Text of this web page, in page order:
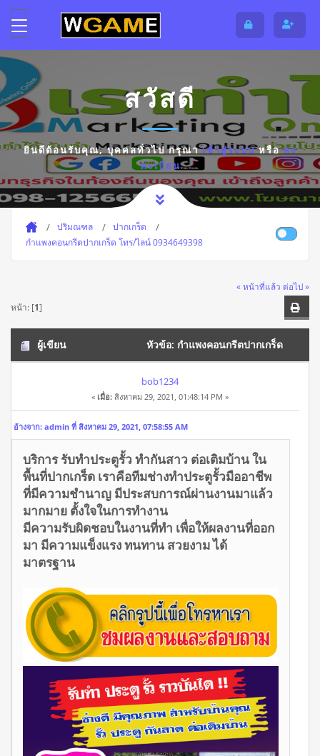
สวัสดี
ยินดีต้อนรับคุณ,บุคคลทั่วไปกรุณาเข้าสู่ระบบหรือลง
ทะเบียน
ปริมณฑล
ปากเกร็ด
กำแพงคอนกรีตปากเกร็ด โทร/ไลน์ 0934649398
« หน้าที่แล้ว ต่อไป »
หน้า: [1]
ผู้เขียน หัวข้อ: กำแพงคอนกรีตปากเกร็ด
โทร/ไลน์ 0934649398 (อ่าน 10831 ครั้ง)
bob1234
« เมื่อ: สิงหาคม 29, 2021, 01:48:14 PM »
อ้างจาก: admin ที่ สิงหาคม 29, 2021, 07:58:55 AM
บริการ รับทำประตูรั้ว ทำกันสาว ต่อเติมบ้าน ใน
พื้นที่ปากเกร็ด เราคือทีมช่างทำประตูรั้วมืออาชีพ
ที่มีความชำนาญ มีประสบการณ์ผ่านงานมาแล้ว
มากมาย ตั้งใจในการทำงาน
มีความรับผิดชอบในงานที่ทำ เพื่อให้ผลงานที่ออก
มา มีความแข็งแรง ทนทาน สวยงาม ได้
มาตรฐาน